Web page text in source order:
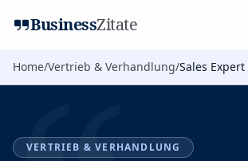
BusinessZitate
Home/Vertrieb & Verhandlung/Sales Expert
VERTRIEB & VERHANDLUNG